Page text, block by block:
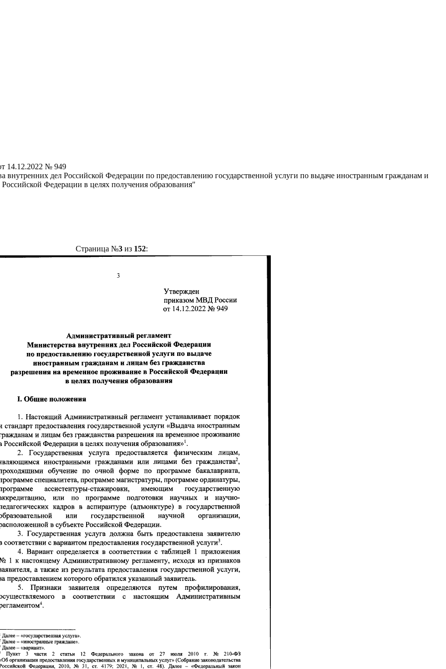
14.12.2022 № 949
дел Российской Федерации по предоставлению государственной услуги по выдаче иностранным гражданам и
Федерации в целях получения образования"
Страница №3из 152: